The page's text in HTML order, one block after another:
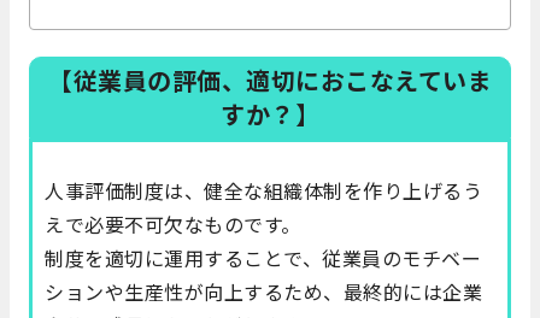
【従業員の評価、適切におこなえていま
すか？】
人事評価制度は、健全な組織体制を作り上げるう
えで必要不可欠なものです。
制度を適切に運用することで、従業員のモチベー
ションや生産性が向上するため、最終的には企業